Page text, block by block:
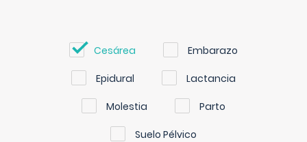
Cesárea Embarazo
Epidural Lactancia
Molestia Parto
Suelo Pélvico